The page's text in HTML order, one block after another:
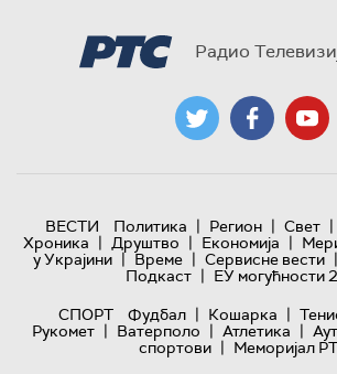
Радио
ВЕСТИ Политика | Регион | Свет |
Хроника | Друштво | Економија |
у Украјини | Време | Сервисне вести |
Подкаст | ЕУ могућности
СПОРТ
Фудбал | Кошарка |
Рукомет | Ватерполо | Атлетика |
спортови | Меморијал